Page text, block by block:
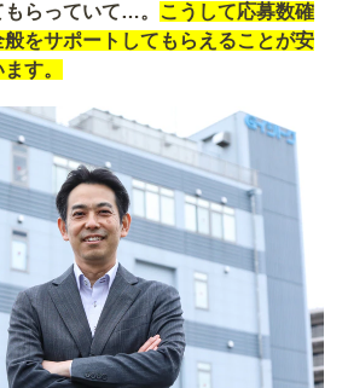
らっていて…。
こうして応募数確
をサポートしてもらえることが安
す。